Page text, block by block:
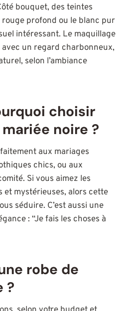
bouquet, des teintes
rouge profond ou le blanc pur
intéressant. Le maquillage
un regard charbonneux,
selon l’ambiance
choisir
noire ?
aux mariages
chics, ou aux
Si vous aimez les
et mystérieuses, alors cette
séduire. C’est aussi une
: “Je fais les choses à
robe de
?